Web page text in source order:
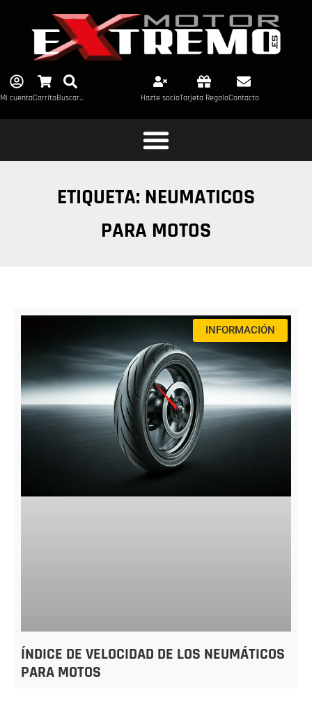
Mi cuentaCarritoBuscar... Hazte socioTarjeta RegaloContacto
ETIQUETA: NEUMATICOS
PARA MOTOS
INFORMACIÓN
ÍNDICE DE VELOCIDAD DE LOS NEUMÁTICOS
PARA MOTOS